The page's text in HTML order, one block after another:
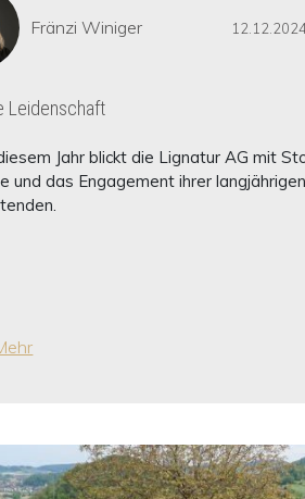
Fränzi Winiger
Leidenschaft
Jahr blickt die Lignatur AG mit
und das Engagement ihrer langjährigen